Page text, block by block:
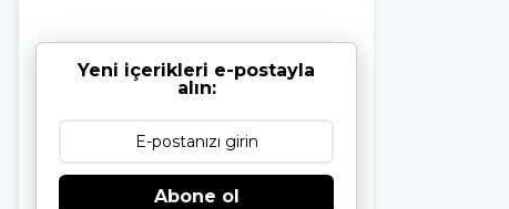
Yeni içerikleri e-postayla
alın:
Abone ol